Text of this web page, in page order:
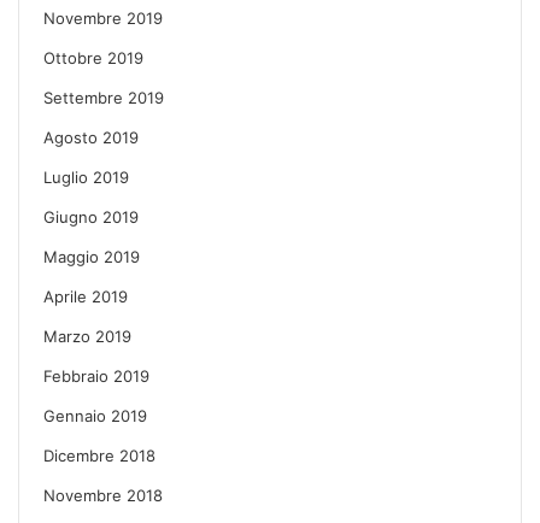
Novembre 2019
Ottobre 2019
Settembre 2019
Agosto 2019
Luglio 2019
Giugno 2019
Maggio 2019
Aprile 2019
Marzo 2019
Febbraio 2019
Gennaio 2019
Dicembre 2018
Novembre 2018